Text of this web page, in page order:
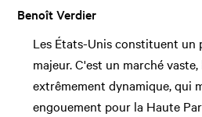
Benoît Verdier
Les États-Unis constituent un
majeur. C'est un marché
extrêmement dynamique, qui
engouement pour la Haute